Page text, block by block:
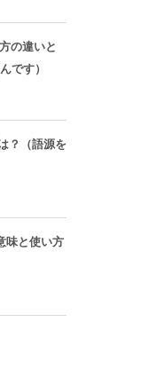
の違いと
です）
？（語源を
味と使い方